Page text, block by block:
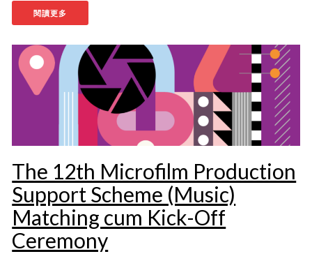
閱讀更多
The 12th Microfilm Production
Support Scheme (Music)
Matching cum Kick-Off
Ceremony